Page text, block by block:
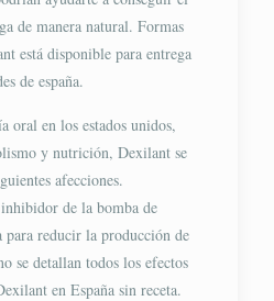
de manera natural. Formas
está disponible para entrega
de españa.
oral en los estados unidos,
y nutrición, Dexilant se
afecciones.
de la bomba de
para reducir la producción de
se detallan todos los efectos
en España sin receta.